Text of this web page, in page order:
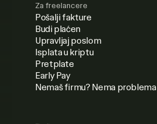
Za freelancere
Pošalji fakture
Budi plaćen
Upravljaj poslom
Isplata u kriptu
Pretplate
Early Pay
Nemaš firmu? Nema problema